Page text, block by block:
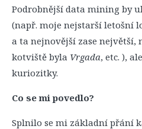
Podrobnější data mining by
(např. moje nejstarší letošní
a ta nejnovější zase největší,
kotviště byla Vrgada, etc. ),
kuriozitky.
Co se mi povedlo?
Splnilo se mi základní přání